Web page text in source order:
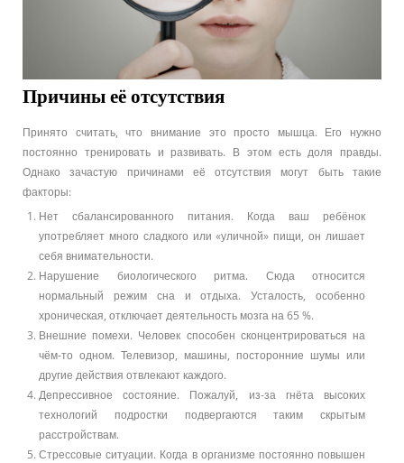
Причины её отсутствия
Принято считать, что внимание это просто мышца. Его нужно
постоянно тренировать и развивать. В этом есть доля правды.
Однако зачастую причинами её отсутствия могут быть такие
факторы:
Нет сбалансированного питания. Когда ваш ребёнок
употребляет много сладкого или «уличной» пищи, он лишает
себя внимательности.
Нарушение биологического ритма. Сюда относится
нормальный режим сна и отдыха. Усталость, особенно
хроническая, отключает деятельность мозга на 65 %.
Внешние помехи. Человек способен сконцентрироваться на
чём-то одном. Телевизор, машины, посторонние шумы или
другие действия отвлекают каждого.
Депрессивное состояние. Пожалуй, из-за гнёта высоких
технологий подростки подвергаются таким скрытым
расстройствам.
Стрессовые ситуации. Когда в организме постоянно повышен